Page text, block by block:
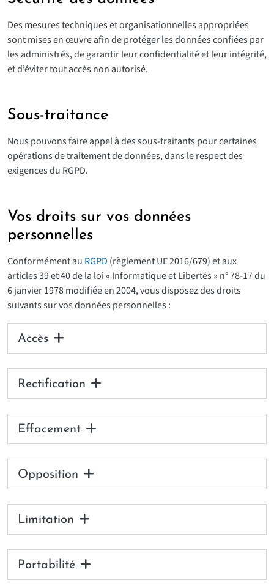
Des mesures techniques et organisationnelles appropriées
sont mises en œuvre afin de protéger les données confiées par
les administrés, de garantir leur confidentialité et leur intégrité,
et d’éviter tout accès non autorisé.
Sous-traitance
Nous pouvons faire appel à des sous-traitants pour certaines
opérations de traitement de données, dans le respect des
exigences du RGPD.
Vos droits sur vos données
personnelles
Conformément au RGPD (règlement UE 2016/679) et aux
articles 39 et 40 de la loi « Informatique et Libertés » n° 78-17 du
6 janvier 1978 modifiée en 2004, vous disposez des droits
suivants sur vos données personnelles :
Accès
Rectification
Effacement
Opposition
Limitation
Portabilité